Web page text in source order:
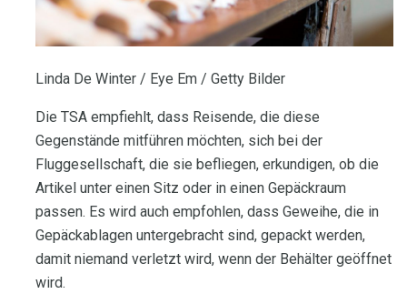
Linda De Winter / Eye Em / Getty Bilder
Die TSA empfiehlt, dass Reisende, die diese
Gegenstände mitführen möchten, sich bei der
Fluggesellschaft, die sie befliegen, erkundigen, ob die
Artikel unter einen Sitz oder in einen Gepäckraum
passen. Es wird auch empfohlen, dass Geweihe, die in
Gepäckablagen untergebracht sind, gepackt werden,
damit niemand verletzt wird, wenn der Behälter geöffnet
wird.